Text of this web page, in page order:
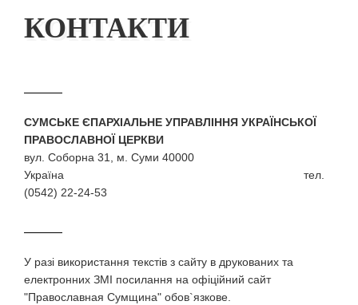
КОНТАКТИ
СУМСЬКЕ ЄПАРХІАЛЬНЕ УПРАВЛІННЯ УКРАЇНСЬКОЇ
ПРАВОСЛАВНОЇ ЦЕРКВИ
вул. Соборна 31, м. Суми 40000
Україна тел.
(0542) 22-24-53
У разi використання текстiв з сайту в друкованих та
електронних ЗМI посилання на офіційний сайт
"Православная Сумщина" обов`язкове.